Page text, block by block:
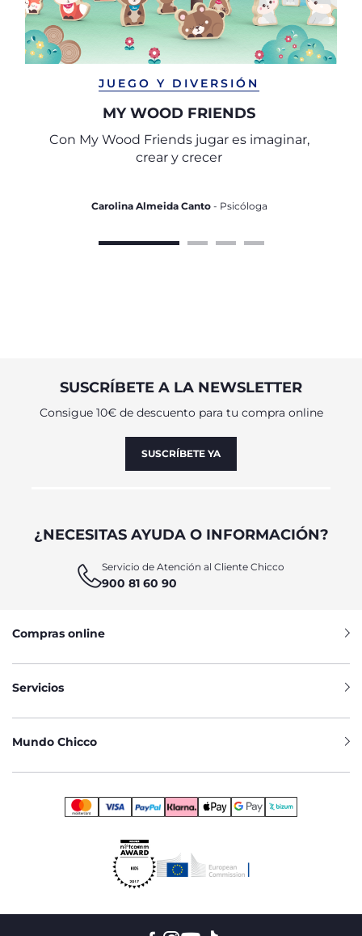
JUEGO Y DIVERSIÓN
MY WOOD FRIENDS
Con My Wood Friends jugar es imaginar,
crear y crecer
Carolina Almeida Canto - Psicóloga
SUSCRÍBETE A LA NEWSLETTER
Consigue 10€ de descuento para tu compra online
SUSCRÍBETE YA
¿NECESITAS AYUDA O INFORMACIÓN?
Servicio de Atención al Cliente Chicco
900 81 60 90
Compras online
Servicios
Mundo Chicco